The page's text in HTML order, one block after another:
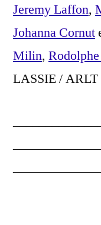
Jeremy Laffon,
Johanna Cornut
Milin,
LASSIE / ARLT